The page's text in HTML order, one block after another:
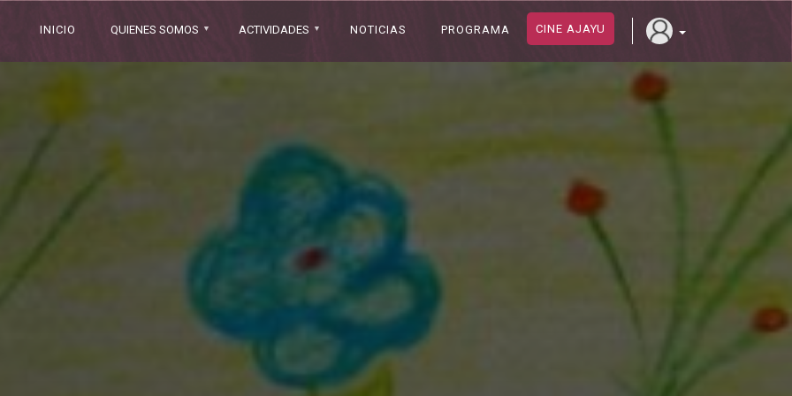
INICIO QUIENES SOMOS ACTIVIDADES NOTICIAS PROGRAMA CINE AJAYU